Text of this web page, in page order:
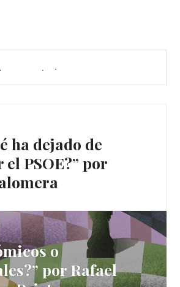
ha dejado de
PSOE?” por
o
por Rafael